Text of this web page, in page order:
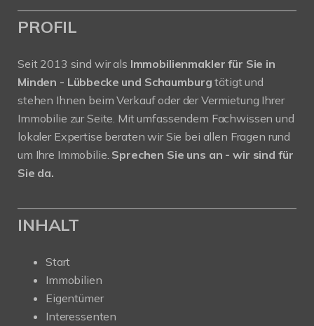
PROFIL
Seit 2013 sind wir als Immobilienmakler für Sie in
Minden - Lübbecke und Schaumburgtätigt und
stehen Ihnen beim Verkauf oder der Vermietung Ihrer
Immobilie zur Seite. Mit umfassendem Fachwissen und
lokaler Expertise beraten wir Sie bei allen Fragen rund
um Ihre Immobilie. Sprechen Sie uns an - wir sind für
Sie da.
INHALT
Start
Immobilien
Eigentümer
Interessenten